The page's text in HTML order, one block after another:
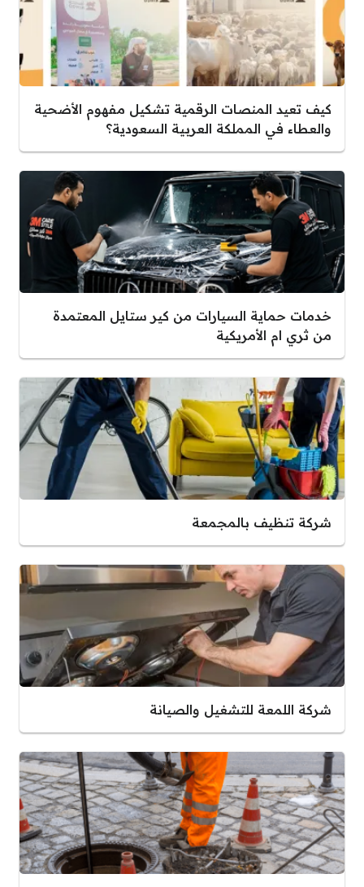
كيف تعيد المنصات الرقمية تشكيل مفهوم الأضحية
والعطاء في المملكة العربية السعودية؟
خدمات حماية السيارات من كير ستايل المعتمدة
من ثري ام الأمريكية
شركة تنظيف بالمجمعة
شركة اللمعة للتشغيل والصيانة